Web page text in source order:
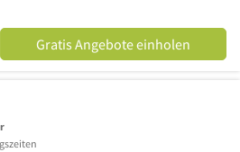
Gratis Angebote einholen